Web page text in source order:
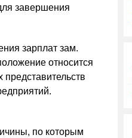
завершения
зарплат зам.
относится
по которым